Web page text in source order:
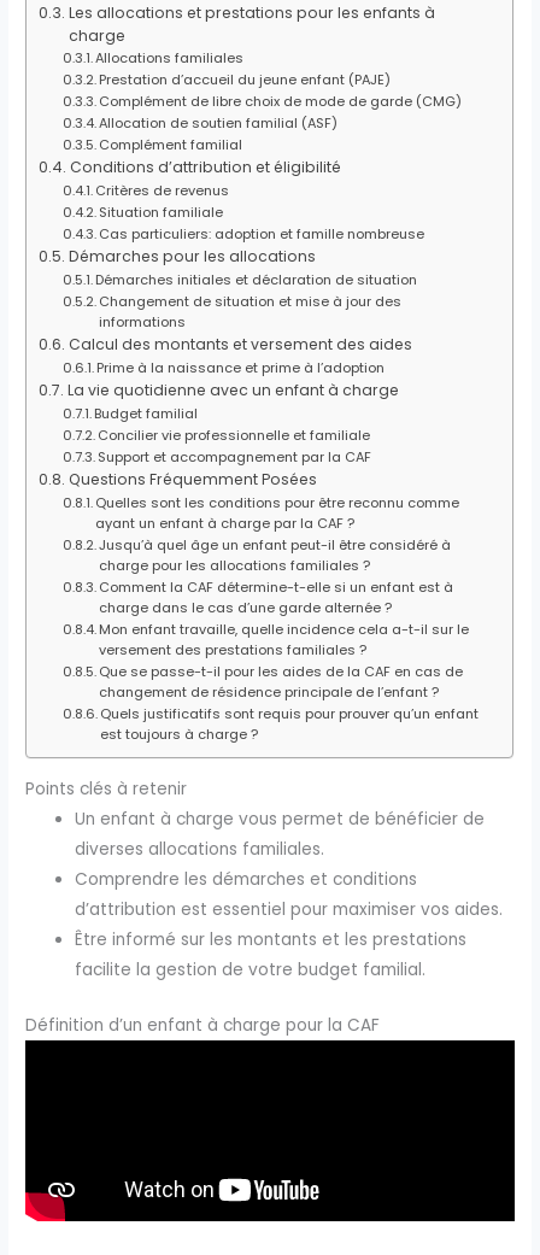
Les allocations et prestations pour les enfants à
charge
Allocations familiales
Prestation d’accueil du jeune enfant (PAJE)
Complément de libre choix de mode de garde (CMG)
Allocation de soutien familial (ASF)
Complément familial
Conditions d’attribution et éligibilité
Critères de revenus
Situation familiale
Cas particuliers: adoption et famille nombreuse
Démarches pour les allocations
Démarches initiales et déclaration de situation
Changement de situation et mise à jour des
informations
Calcul des montants et versement des aides
Prime à la naissance et prime à l’adoption
La vie quotidienne avec un enfant à charge
Budget familial
Concilier vie professionnelle et familiale
Support et accompagnement par la CAF
Questions Fréquemment Posées
Quelles sont les conditions pour être reconnu comme
ayant un enfant à charge par la CAF ?
Jusqu’à quel âge un enfant peut-il être considéré à
charge pour les allocations familiales ?
Comment la CAF détermine-t-elle si un enfant est à
charge dans le cas d’une garde alternée ?
Mon enfant travaille, quelle incidence cela a-t-il sur le
versement des prestations familiales ?
Que se passe-t-il pour les aides de la CAF en cas de
changement de résidence principale de l’enfant ?
Quels justificatifs sont requis pour prouver qu’un enfant
est toujours à charge ?
Points clés à retenir
Un enfant à charge vous permet de bénéficier de
diverses allocations familiales.
Comprendre les démarches et conditions
d’attribution est essentiel pour maximiser vos aides.
Être informé sur les montants et les prestations
facilite la gestion de votre budget familial.
Définition d’un enfant à charge pour la CAF